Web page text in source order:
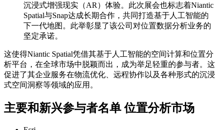
沉浸式增强现实（AR）体验。此次展会也标志着Niantic
Spatial与Snap达成长期合作，共同打造基于人工智能的
下一代地图。此举彰显了该公司对位置数据分析业务的
坚定承诺。
这使得Niantic Spatial凭借其基于人工智能的空间计算和位置分
析平台，在全球市场中脱颖而出，成为举足轻重的参与者。这
促进了其企业服务在物流优化、远程协作以及各种形式的沉浸
式空间洞察等领域的应用。
主要和新兴参与者名单 位置分析市场